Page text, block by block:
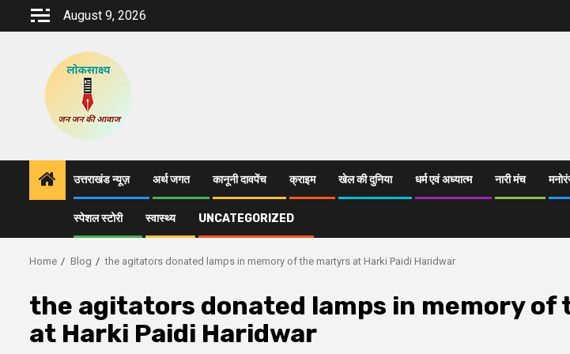
August 9, 2026
उत्तराखंड न्यूज़ अर्थ जगत कानूनी दावपेंच क्राइम खेल की दुनिया धर्म एवं अध्यात्म नारी मंच
स्पेशल स्टोरी स्वास्थ्य UNCATEGORIZED
Home Blog the agitators donated lamps in memory of the martyrs at Harki Paidi Haridwar
the agitators donated lamps in memory of
at Harki Paidi Haridwar